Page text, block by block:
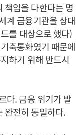
책임을 다한다는 명
계 금융기관을 상대
를 대상으로 했다)
축통화였기 때문에
하기 위해 반드시
다. 금융 위기가 발
완전히 동일하다.